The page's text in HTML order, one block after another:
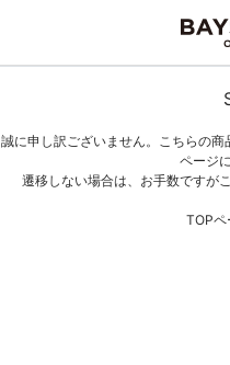
誠に申し訳ございません。こちらの
ページ
遷移しない場合は、お手数ですが
TOPペ